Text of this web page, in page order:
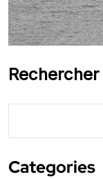
Rechercher
Categories